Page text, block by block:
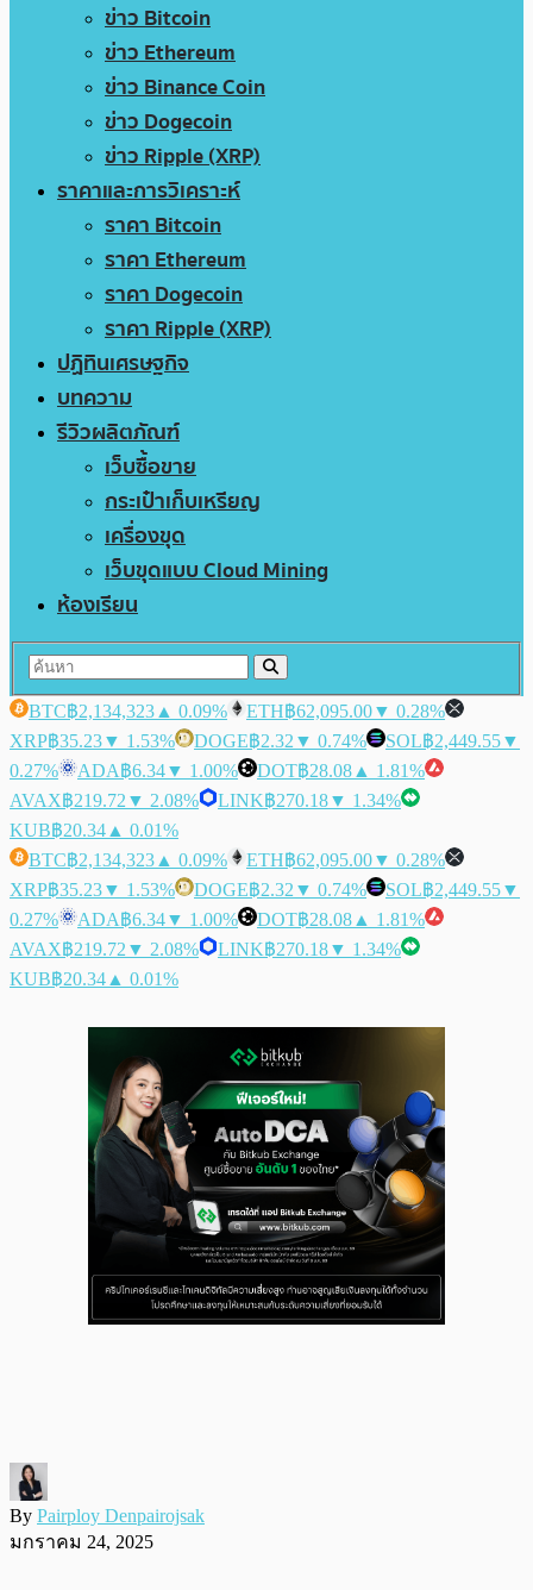
ข่าว Bitcoin
ข่าว Ethereum
ข่าว Binance Coin
ข่าว Dogecoin
ข่าว Ripple (XRP)
ราคาและการวิเคราะห์
ราคา Bitcoin
ราคา Ethereum
ราคา Dogecoin
ราคา Ripple (XRP)
ปฏิทินเศรษฐกิจ
บทความ
รีวิวผลิตภัณฑ์
เว็บซื้อขาย
กระเป๋าเก็บเหรียญ
เครื่องขุด
เว็บขุดแบบ Cloud Mining
ห้องเรียน
BTC฿2,134,323 ▲ 0.09% ETH฿62,095.00▼ 0.28%
XRP฿35.23▼ 1.53% DOGE฿2.32 ▼ 0.74% SOL฿2,449.55▼
0.27%
ADA฿6.34▼ 1.00% DOT฿28.08 ▲ 1.81%
AVAX฿219.72 ▼ 2.08% LINK฿270.18▼ 1.34%
KUB฿20.34 ▲ 0.01%
BTC฿2,134,323 ▲ 0.09% ETH฿62,095.00▼ 0.28%
XRP฿35.23▼ 1.53% DOGE฿2.32 ▼ 0.74% SOL฿2,449.55▼
0.27%
ADA฿6.34▼ 1.00% DOT฿28.08 ▲ 1.81%
AVAX฿219.72 ▼ 2.08% LINK฿270.18▼ 1.34%
KUB฿20.34 ▲ 0.01%
By Pairploy Denpairojsak
มกราคม 24, 2025